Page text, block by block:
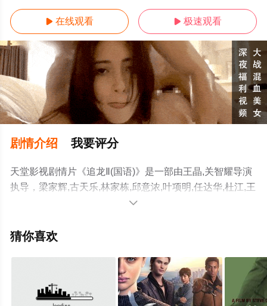
 在线观看  极速观看
剧情介绍 我要评分
天堂影视剧情片《追龙Ⅱ(国语)》是一部由王晶,关智耀导演
执导，梁家辉,古天乐,林家栋,邱意浓,叶项明,任达华,杜江,王
敏德,余安安,韦家雄,陈伟雄,黄竣锋,王宝葆,秦煌等明星精彩
全就上天堂电影网，更多相关信息可移步至豆瓣电影、电

猜你喜欢